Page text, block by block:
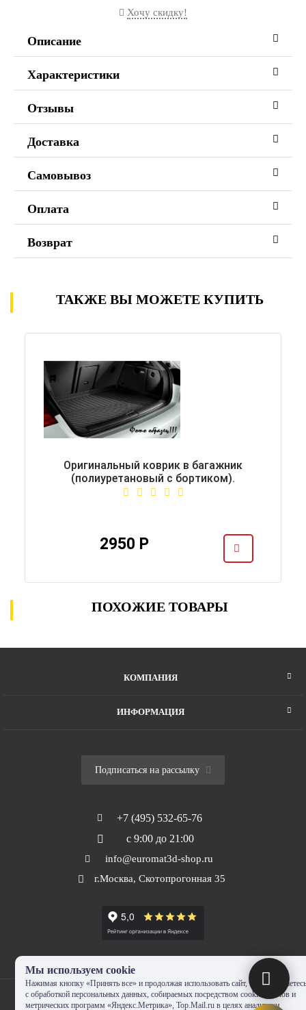
Хочу скидку!
Описание
Характеристики
Отзывы
Доставка
Самовывоз
Оплата
Возврат
ТАКЖЕ ВЫ МОЖЕТЕ КУПИТЬ
Оригинальный коврик в багажник
(полиуретановый с бортиком).
2950 Р
ПОХОЖИЕ ТОВАРЫ
КОМПАНИЯ
ИНФОРМАЦИЯ
Подписаться на рассылку
+7 (495) 532-65-76
с 9:00 до 21:00
info@euromat3d-shop.ru
г.Москва, Скотопрогонная 35
Мы используем cookie
Нажимая кнопку «Принять все» и продолжая использовать сайт, Вы
с обработкой персональных данных, собираемых посредством cookie-файлов и
метрических программ «Яндекс.Метрика», Top.Mail.ru в целях аналитики